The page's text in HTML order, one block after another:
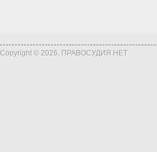
Copyright © 2026, ПРАВОСУДИЯ.НЕТ